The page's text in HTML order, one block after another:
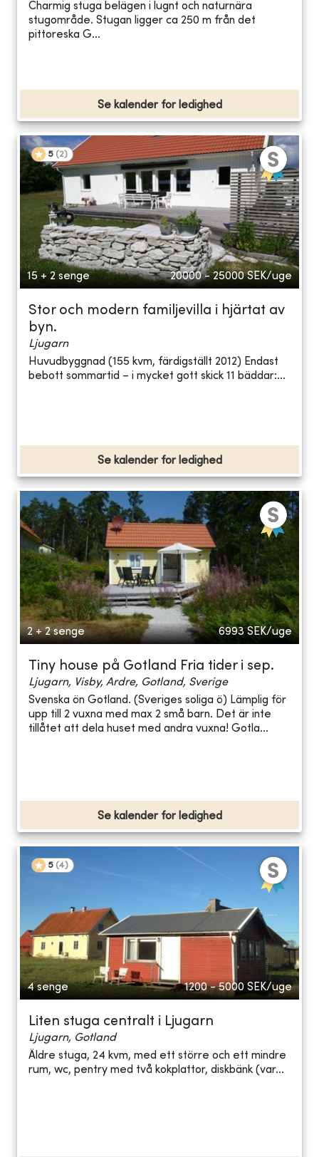
Charmig stuga belägen i lugnt och naturnära
stugområde. Stugan ligger ca 250 m från det
pittoreska G...
Se kalender for ledighed
5 (2)
15 + 2 senge 20000 - 25000 SEK/uge
Stor och modern familjevilla i hjärtat av
byn.
Ljugarn
Huvudbyggnad (155 kvm, färdigställt 2012) Endast
bebott sommartid – i mycket gott skick 11 bäddar:...
Se kalender for ledighed
2 + 2 senge 6993 SEK/uge
Tiny house på Gotland Fria tider i sep.
Ljugarn, Visby, Ardre, Gotland, Sverige
Svenska ön Gotland. (Sveriges soliga ö) Lämplig för
upp till 2 vuxna med max 2 små barn. Det är inte
tillåtet att dela huset med andra vuxna! Gotla...
Se kalender for ledighed
5 (4)
4 senge 1200 - 5000 SEK/uge
Liten stuga centralt i Ljugarn
Ljugarn, Gotland
Äldre stuga, 24 kvm, med ett större och ett mindre
rum, wc, pentry med två kokplattor, diskbänk (var...